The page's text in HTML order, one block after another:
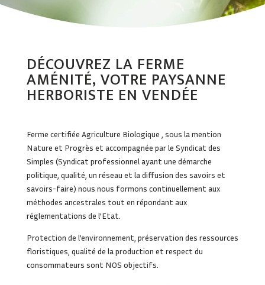
DÉCOUVREZ LA FERME
AMÉNITÉ, VOTRE PAYSANNE
HERBORISTE EN VENDÉE
Ferme certifiée Agriculture Biologique , sous la mention
Nature et Progrès et accompagnée par le Syndicat des
Simples (Syndicat professionnel ayant une démarche
politique, qualité, un réseau et la diffusion des savoirs et
savoirs-faire) nous nous formons continuellement aux
méthodes ancestrales tout en répondant aux
réglementations de l’Etat.
Protection de l’environnement, préservation des ressources
floristiques, qualité de la production et respect du
consommateurs sont NOS objectifs.